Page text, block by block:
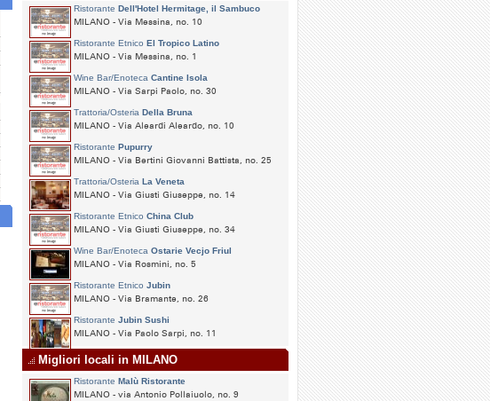
Ristorante Dell'Hotel Hermitage, il Sambuco
MILANO - Via Messina, no. 10
Ristorante Etnico El Tropico Latino
MILANO - Via Messina, no. 1
Wine Bar/Enoteca Cantine Isola
MILANO - Via Sarpi Paolo, no. 30
Trattoria/Osteria Della Bruna
MILANO - Via Aleardi Aleardo, no. 10
Ristorante Pupurry
MILANO - Via Bertini Giovanni Battista, no. 25
Trattoria/Osteria La Veneta
MILANO - Via Giusti Giuseppe, no. 14
Ristorante Etnico China Club
MILANO - Via Giusti Giuseppe, no. 34
Wine Bar/Enoteca Ostarie Vecjo Friul
MILANO - Via Rosmini, no. 5
Ristorante Etnico Jubin
MILANO - Via Bramante, no. 26
Ristorante Jubin Sushi
MILANO - Via Paolo Sarpi, no. 11
Migliori locali in MILANO
Ristorante Malù Ristorante
MILANO - via Antonio Pollaiuolo, no. 9